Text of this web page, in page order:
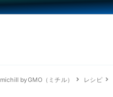
michill byGMO（ミチル） レシピ